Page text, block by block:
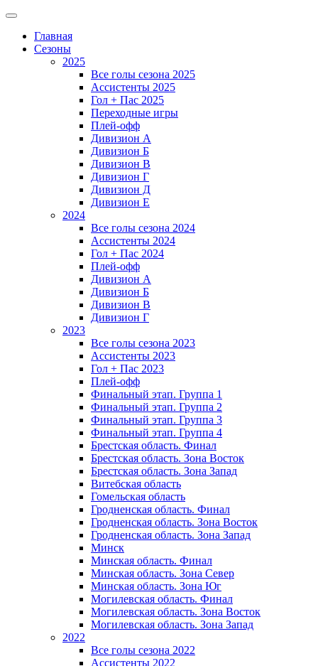
Главная
Сезоны
2025
Все голы сезона 2025
Ассистенты 2025
Гол + Пас 2025
Переходные игры
Плей-офф
Дивизион A
Дивизион Б
Дивизион В
Дивизион Г
Дивизион Д
Дивизион Е
2024
Все голы сезона 2024
Ассистенты 2024
Гол + Пас 2024
Плей-офф
Дивизион A
Дивизион Б
Дивизион В
Дивизион Г
2023
Все голы сезона 2023
Ассистенты 2023
Гол + Пас 2023
Плей-офф
Финальный этап. Группа 1
Финальный этап. Группа 2
Финальный этап. Группа 3
Финальный этап. Группа 4
Брестская область. Финал
Брестская область. Зона Восток
Брестская область. Зона Запад
Витебская область
Гомельская область
Гродненская область. Финал
Гродненская область. Зона Восток
Гродненская область. Зона Запад
Минск
Минская область. Финал
Минская область. Зона Север
Минская область. Зона Юг
Могилевская область. Финал
Могилевская область. Зона Восток
Могилевская область. Зона Запад
2022
Все голы сезона 2022
Ассистенты 2022